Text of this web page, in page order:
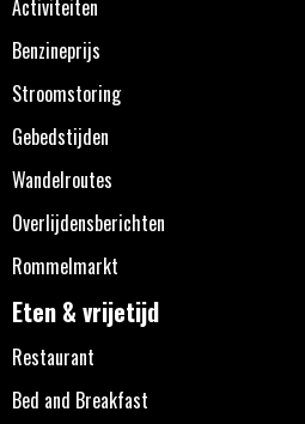
Activiteiten
Benzineprijs
Stroomstoring
Gebedstijden
Wandelroutes
Overlijdensberichten
Rommelmarkt
Eten & vrijetijd
Restaurant
Bed and Breakfast